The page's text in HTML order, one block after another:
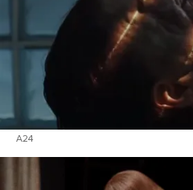
A24